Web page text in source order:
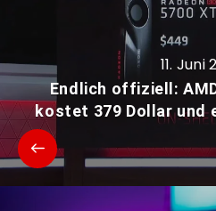
11. Juni
Endlich offiziell:
kostet 379 Dollar und